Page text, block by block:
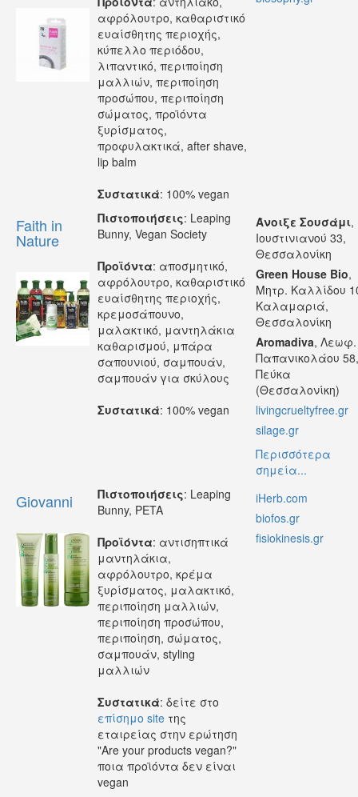
αφρόλουτρο, καθαριστικό
ευαίσθητης περιοχής,
κύπελλο περιόδου,
λιπαντικό, περιποίηση
μαλλιών, περιποίηση
προσώπου, περιποίηση
σώματος, προϊόντα
ξυρίσματος,
προφυλακτικά, after shave,
lip balm
Συστατικά: 100% vegan
Faith in
Nature
Πιστοποιήσεις: Leaping
Bunny, Vegan Society
Προϊόντα: αποσμητικό,
αφρόλουτρο, καθαριστικό
ευαίσθητης περιοχής,
κρεμοσάπουνο,
μαλακτικό, μαντηλάκια
καθαρισμού, μπάρα
σαπουνιού, σαμπουάν,
σαμπουάν για σκύλους
Συστατικά: 100% vegan
Άνοιξε Σουσάμι,
Ιουστινιανού 33,
Θεσσαλονίκη
Green House Bio,
Μητρ. Καλλίδου
Καλαμαριά,
Θεσσαλονίκη
Aromadiva,
Παπανικολάου 58,
Πεύκα
(Θεσσαλονίκη)
livingcrueltyfree.gr
silage.gr
Περισσότερα
σημεία...
Giovanni Πιστοποιήσεις: Leaping
Bunny, PETA
Προϊόντα: αντισηπτικά
μαντηλάκια,
αφρόλουτρο, κρέμα
ξυρίσματος, μαλακτικό,
περιποίηση μαλλιών,
περιποίηση προσώπου,
περιποίηση, σώματος,
σαμπουάν, styling
μαλλιών
Συστατικά: δείτε στο
επίσημο site της
εταιρείας στην ερώτηση
"Are your products vegan?"
ποια προϊόντα δεν είναι
vegan
iHerb.com
biofos.gr
fisiokinesis.gr